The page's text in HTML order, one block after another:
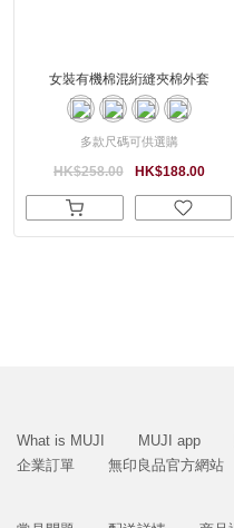
女裝有機棉混絎縫夾棉外套
多款尺碼可供選購
HK$188.00
HK$258.00
What is MUJI MUJI app
企業訂單
無印良品官方網站